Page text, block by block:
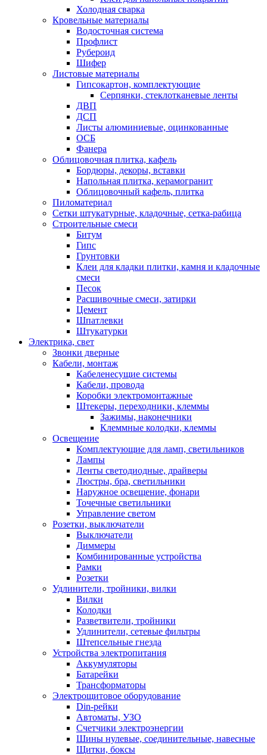
Холодная сварка
Кровельные материалы
Водосточная система
Профлист
Рубероид
Шифер
Листовые материалы
Гипсокартон, комплектующие
Серпянки, стеклотканевые ленты
ДВП
ДСП
Листы алюминиевые, оцинкованные
ОСБ
Фанера
Облицовочная плитка, кафель
Бордюры, декоры, вставки
Напольная плитка, керамогранит
Облицовочный кафель, плитка
Пиломатериал
Сетки штукатурные, кладочные, сетка-рабица
Строительные смеси
Битум
Гипс
Грунтовки
Клеи для кладки плитки, камня и кладочные
смеси
Песок
Расшивочные смеси, затирки
Цемент
Шпатлевки
Штукатурки
Электрика, свет
Звонки дверные
Кабели, монтаж
Кабеленесущие системы
Кабели, провода
Коробки электромонтажные
Штекеры, переходники, клеммы
Зажимы, наконечники
Клеммные колодки, клеммы
Освещение
Комплектующие для ламп, светильников
Лампы
Ленты светодиодные, драйверы
Люстры, бра, светильники
Наружное освещение, фонари
Точечные светильники
Управление светом
Розетки, выключатели
Выключатели
Диммеры
Комбинированные устройства
Рамки
Розетки
Удлинители, тройники, вилки
Вилки
Колодки
Разветвители, тройники
Удлинители, сетевые фильтры
Штепсельные гнезда
Устройства электропитания
Аккумуляторы
Батарейки
Трансформаторы
Электрощитовое оборудование
Din-рейки
Автоматы, УЗО
Счетчики электроэнергии
Шины нулевые, соединительные, навесные
Щитки, боксы